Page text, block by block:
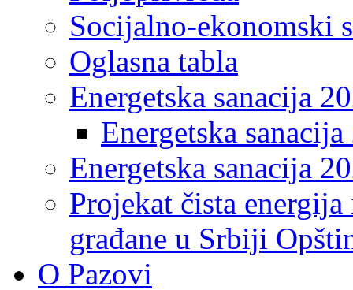
Socijalno-ekonomski
Oglasna tabla
Energetska sanacija
Energetska
Energetska sanacija
Projekat čista
građane u Srbiji
O Pazovi